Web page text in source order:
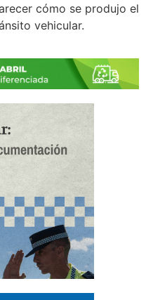
cómo se produjo el
vehicular.